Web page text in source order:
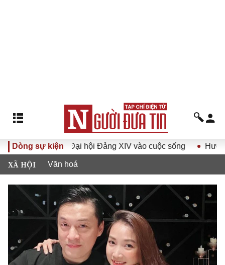
Dòng sự kiện
Đại hội Đảng XIV vào cuộc sống Hướng tới Đại hội
XÃ HỘI Văn hoá